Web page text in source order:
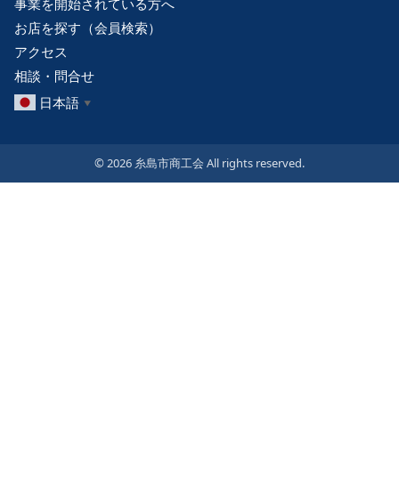
事業を開始されている方へ
お店を探す（会員検索）
アクセス
相談・問合せ
日本語 ▼
© 2026 糸島市商工会 All rights reserved.